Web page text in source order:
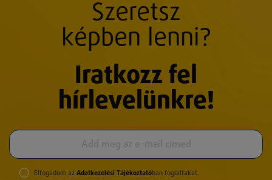
Szeretsz
képben lenni?
Iratkozz fel
hírlevelünkre!
Elfogadom az Adatkezelési Tájékoztatóban foglaltakat.